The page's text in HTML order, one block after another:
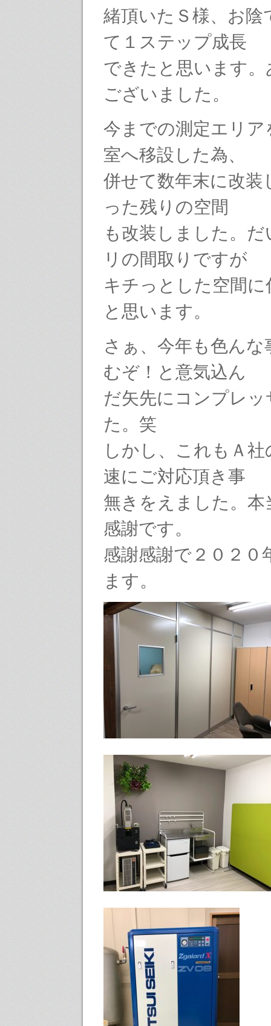
緒頂いたＳ様、お陰
て１ステップ成長
できたと思います
ございました。
今までの測定エリア
室へ移設した為、
併せて数年末に改装
った残りの空間
も改装しました。
リの間取りですが
キチっとした空間
と思います。
さぁ、今年も色んな
むぞ！と意気込ん
だ矢先にコンプレ
た。笑
しかし、これもＡ
速にご対応頂き事
無きをえました。本
感謝です。
感謝感謝で２０２０
ます。